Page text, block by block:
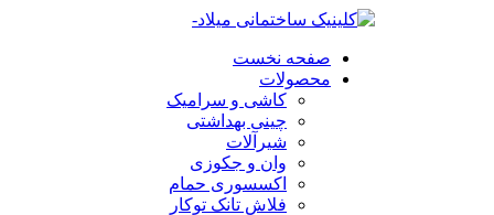
صفحه نخست
محصولات
کاشی و سرامیک
چینی بهداشتی
شیرآلات
وان و جکوزی
اکسسوری حمام
فلاش تانک توکار